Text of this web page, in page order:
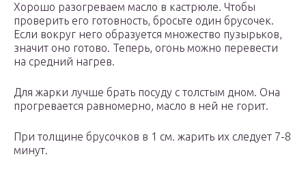
Хорошо разогреваем масло в кастрюле. Чтобы
проверить его готовность, бросьте один брусочек.
Если вокруг него образуется множество пузырьков,
значит оно готово. Теперь, огонь можно перевести
на средний нагрев.
Для жарки лучше брать посуду с толстым дном. Она
прогревается равномерно, масло в ней не горит.
При толщине брусочков в 1 см. жарить их следует 7-8
минут.